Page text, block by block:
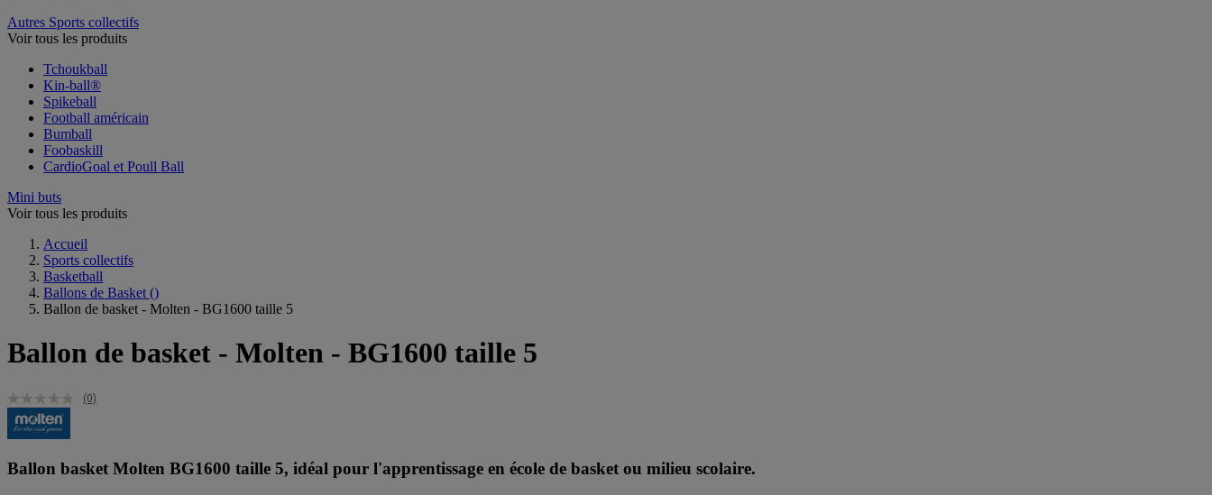
Autres Sports collectifs
Voir tous les produits
Tchoukball
Kin-ball®
Spikeball
Football américain
Bumball
Foobaskill
CardioGoal et Poull Ball
Mini buts
Voir tous les produits
Accueil
Sports collectifs
Basketball
Ballons de Basket ()
Ballon de basket - Molten - BG1600 taille 5
Ballon de basket - Molten - BG1600 taille 5
(0)
Ballon basket Molten BG1600 taille 5, idéal pour l'apprentissage en école de basket ou milieu scolaire.